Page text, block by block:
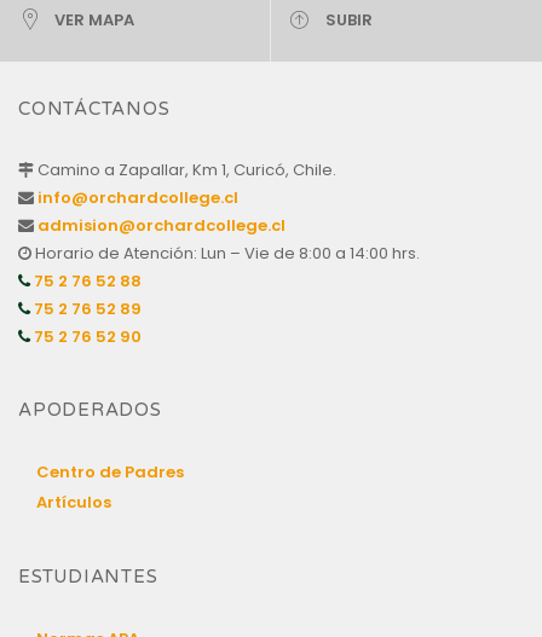
VER MAPA SUBIR
CONTÁCTANOS
Camino a Zapallar, Km 1, Curicó, Chile.
info@orchardcollege.cl
admision@orchardcollege.cl
Horario de Atención: Lun – Vie de 8:00 a 14:00 hrs.
75 2 76 52 88
75 2 76 52 89
75 2 76 52 90
APODERADOS
Centro de Padres
Artículos
ESTUDIANTES